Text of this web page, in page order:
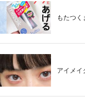
もたつ
アイメイ